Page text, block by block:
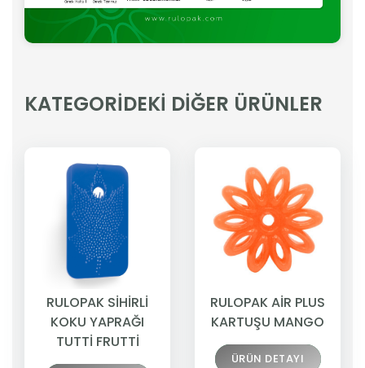
KATEGORİDEKİ DİĞER ÜRÜNLER
RULOPAK SİHİRLİ
KOKU YAPRAĞI
TUTTİ FRUTTİ
RULOPAK AİR PLUS
KARTUŞU MANGO
ÜRÜN DETAYI